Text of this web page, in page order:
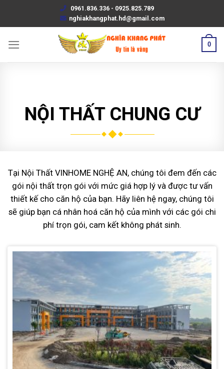
0961.836.336 - 0925.825.789
nghiakhangphat.hd@gmail.com
0
NỘI THẤT CHUNG CƯ
Tại Nội Thất VINHOME NGHỆ AN, chúng tôi đem đến các
gói nội thất trọn gói với mức giá hợp lý và được tư vấn
thiết kế cho căn hộ của bạn. Hãy liên hệ ngay, chúng tôi
sẽ giúp bạn cá nhân hoá căn hộ của mình với các gói chi
phí trọn gói, cam kết không phát sinh.